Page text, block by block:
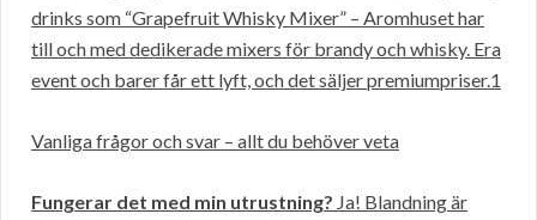
drinks som “Grapefruit Whisky Mixer” – Aromhuset har
till och med dedikerade mixers för brandy och whisky. Era
event och barer får ett lyft, och det säljer premiumpriser.1
Vanliga frågor och svar – allt du behöver veta
Fungerar det med min utrustning? Ja! Blandning är